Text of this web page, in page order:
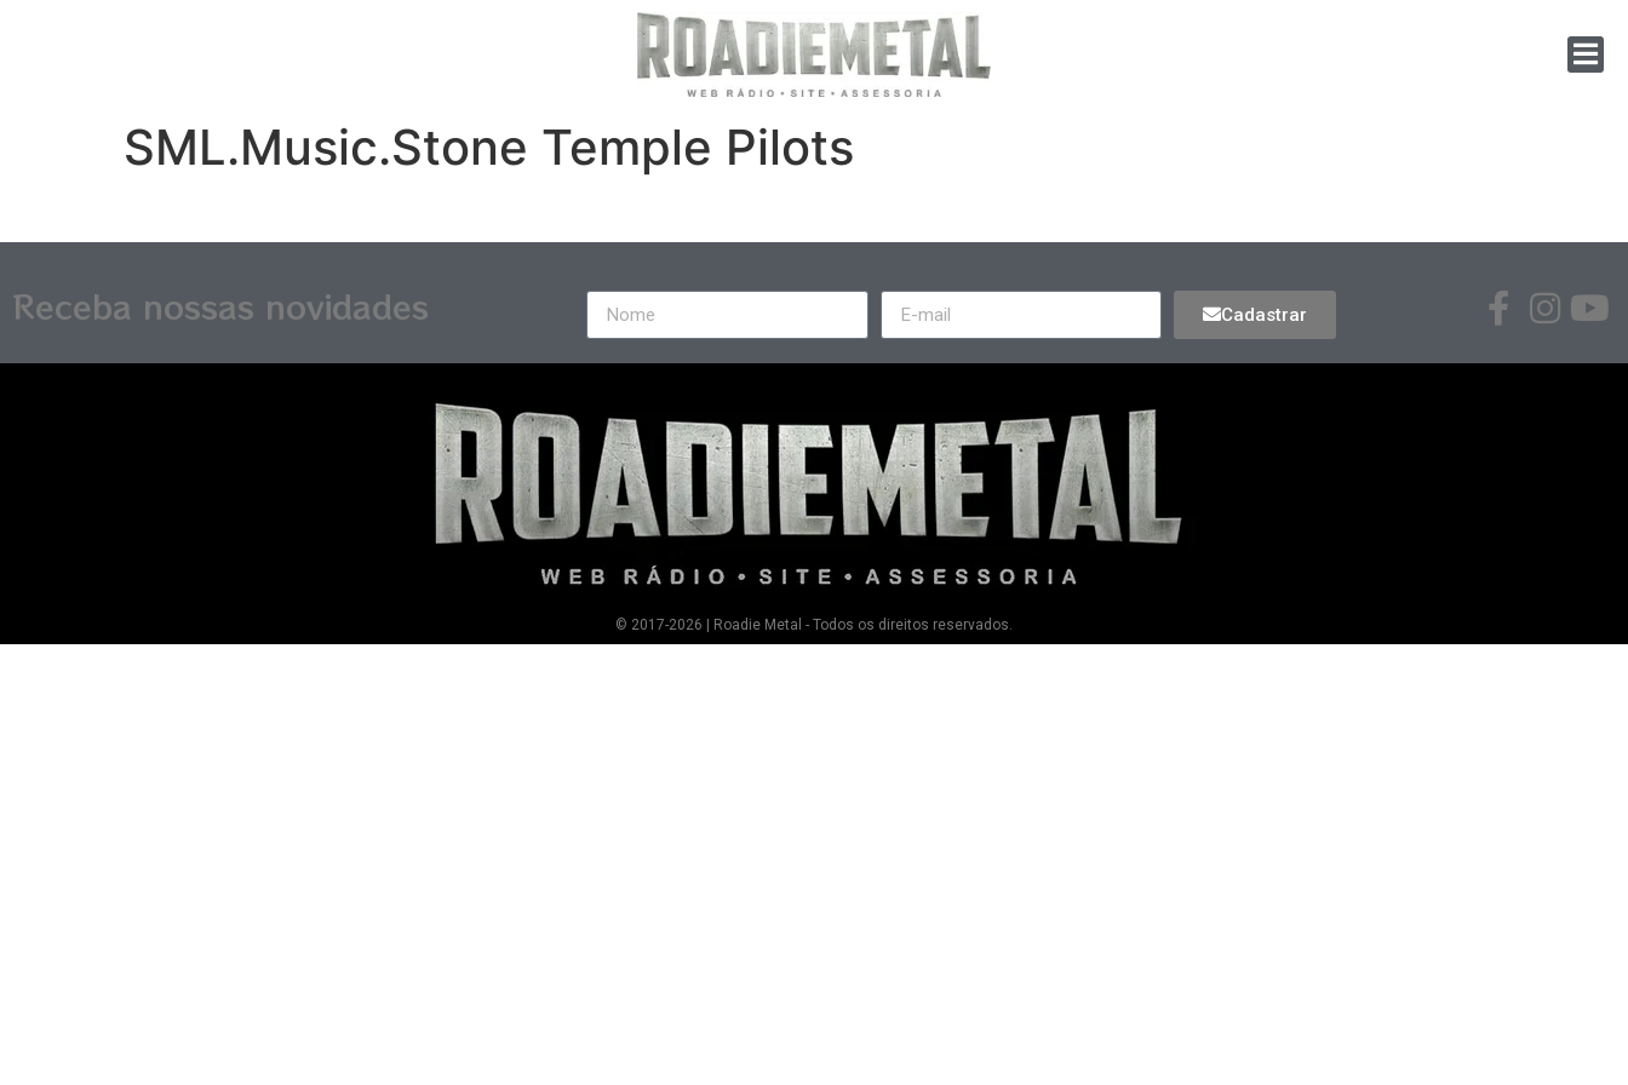
SML.Music.Stone Temple Pilots
Receba nossas novidades Cadastrar
© 2017-2026 | Roadie Metal - Todos os direitos reservados.